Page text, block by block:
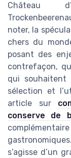
Château
noter, la
chers du
posant des
contrefaçon,
qui souhaitent
sélection et
article sur
conserve de
s’agisse d’un